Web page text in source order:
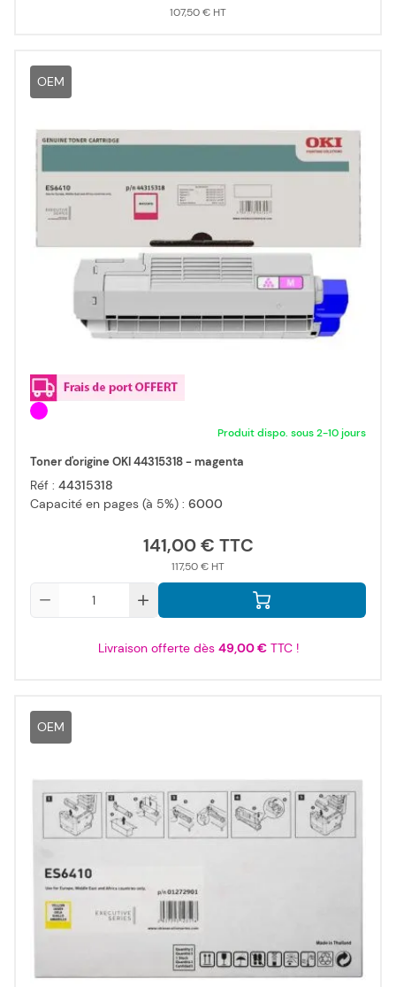
107,50 €
OEM
Produit dispo. sous 2-10 jours
Toner d'origine OKI 44315318 - magenta
Réf : 44315318
Capacité en pages (à 5%) : 6000
141,00 €
117,50 €
Livraison offerte dès 49,00 €TTC !
OEM